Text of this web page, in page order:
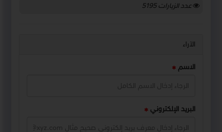
عدد الزيارات5195
الآراء
الاسم
البريد الإلكتروني